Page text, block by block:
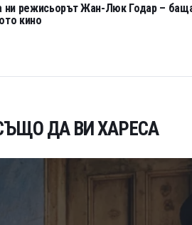
ни режисьорът Жан-Люк Годар –
кино
ДА ВИ ХАРЕСА